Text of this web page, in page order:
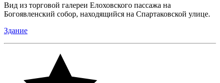
Вид из торговой галереи Елоховского пассажа на
Богоявленский собор, находящийся на Спартаковской улице.
Здание